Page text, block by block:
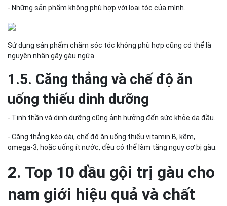
- Những sản phẩm không phù hợp với loại tóc của mình.
Sử dụng sản phẩm chăm sóc tóc không phù hợp cũng có thể là
nguyên nhân gây gàu ngứa
1.5. Căng thẳng và chế độ ăn
uống thiếu dinh dưỡng
- Tinh thần và dinh dưỡng cũng ảnh hưởng đến sức khỏe da đầu.
- Căng thẳng kéo dài, chế độ ăn uống thiếu vitamin B, kẽm,
omega-3, hoặc uống ít nước, đều có thể làm tăng nguy cơ bị gàu.
2. Top 10 dầu gội trị gàu cho
nam giới hiệu quả và chất